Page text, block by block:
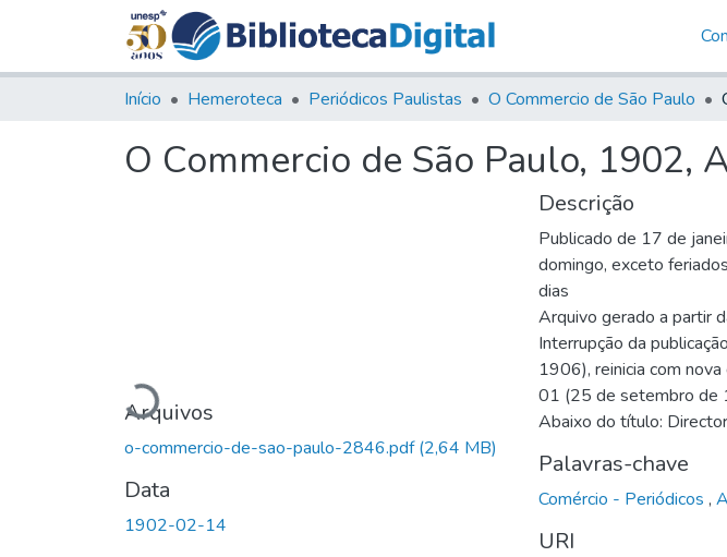
Início Hemeroteca Periódicos Paulistas O Commercio de São Paulo
O Commercio de São Paulo, 1902,
Carregando...
Arquivos
o-commercio-de-sao-paulo-2846.pdf(2,64 MB)
Data
1902-02-14
Descrição
Publicado de 17 de
domingo, exceto
dias
Arquivo gerado a partir
Interrupção da
1906), reinicia com
01 (25 de setembro de
Abaixo do título:
Palavras-chave
Comércio - Periódicos ,
URI